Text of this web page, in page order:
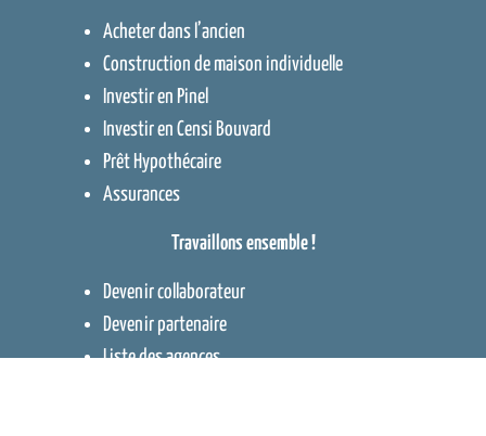
Acheter dans l’ancien
Construction de maison individuelle
Investir en Pinel
Investir en Censi Bouvard
Prêt Hypothécaire
Assurances
Travaillons ensemble !
Devenir collaborateur
Devenir partenaire
Liste des agences